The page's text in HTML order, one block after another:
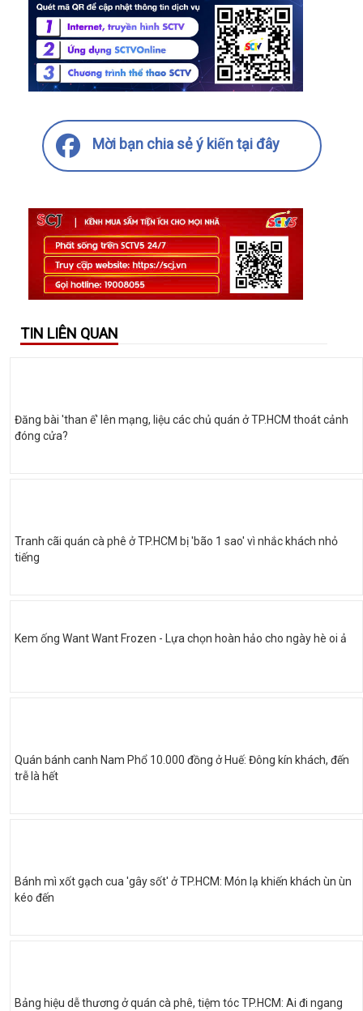
Mời bạn chia sẻ ý kiến tại đây
TIN LIÊN QUAN
Đăng bài 'than ế' lên mạng, liệu các chủ quán ở TP.HCM thoát cảnh
đóng cửa?
Tranh cãi quán cà phê ở TP.HCM bị 'bão 1 sao' vì nhắc khách nhỏ
tiếng
Kem ống Want Want Frozen - Lựa chọn hoàn hảo cho ngày hè oi ả
Quán bánh canh Nam Phổ 10.000 đồng ở Huế: Đông kín khách, đến
trễ là hết
Bánh mì xốt gạch cua 'gây sốt' ở TP.HCM: Món lạ khiến khách ùn ùn
kéo đến
Bảng hiệu dễ thương ở quán cà phê, tiệm tóc TP.HCM: Ai đi ngang